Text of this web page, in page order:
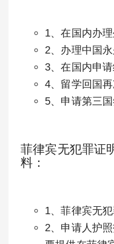
1、在国内办
2、办理中国永
3、在国内申请
4、留学回国再
5、申请第三
菲律宾无犯罪证
料：
1、菲律宾无
2、申请人护